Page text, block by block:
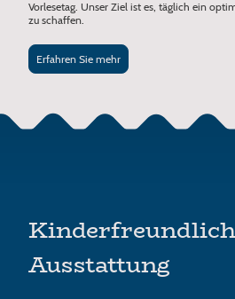
Vorlesetag. Unser Ziel ist es, täglich ein
zu schaffen.
Erfahren Sie mehr
Ausstattung